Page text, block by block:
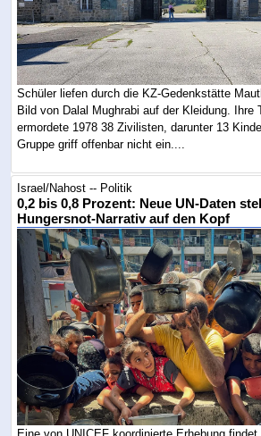
Schüler liefen durch die KZ-Gedenkstätte
Bild von Dalal Mughrabi auf der Kleidung. Ihre
ermordete 1978 38 Zivilisten, darunter 13
Gruppe griff offenbar nicht ein....
Israel/Nahost -- Politik
0,2 bis 0,8 Prozent: Neue UN-Daten
Hungersnot-Narrativ auf den Kopf